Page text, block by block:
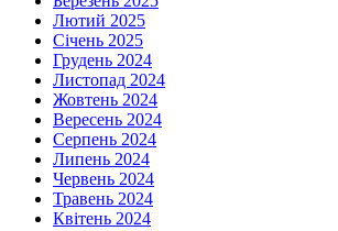
Лютий 2025
Січень 2025
Грудень 2024
Листопад 2024
Жовтень 2024
Вересень 2024
Серпень 2024
Липень 2024
Червень 2024
Травень 2024
Квітень 2024